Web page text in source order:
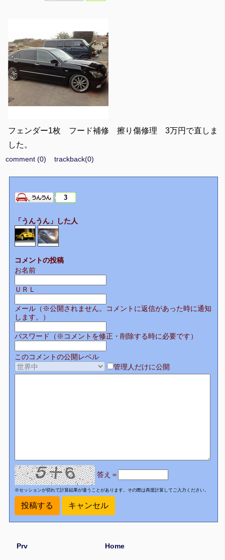
よろしくお願いします。
フェンダー1枚 フード補修 擦り傷修理 3万円で直しま
した。
comment (0) trackback(0)
3
「うんうん」した人
コメントの投稿
お名前
ＵＲＬ
メール（※公開されません。コメントに返信があった時に通知
します。）
パスワード（※コメントを修正・削除する時に必要です）
このコメントの公開レベル
管理人だけに公開
答え＝
※セッションが切れて計算結果が違うことがあります。その際は再度計算してご入力ください。
Prv Home